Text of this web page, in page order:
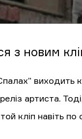
з новим
виходить
артиста.
кліп навіть по